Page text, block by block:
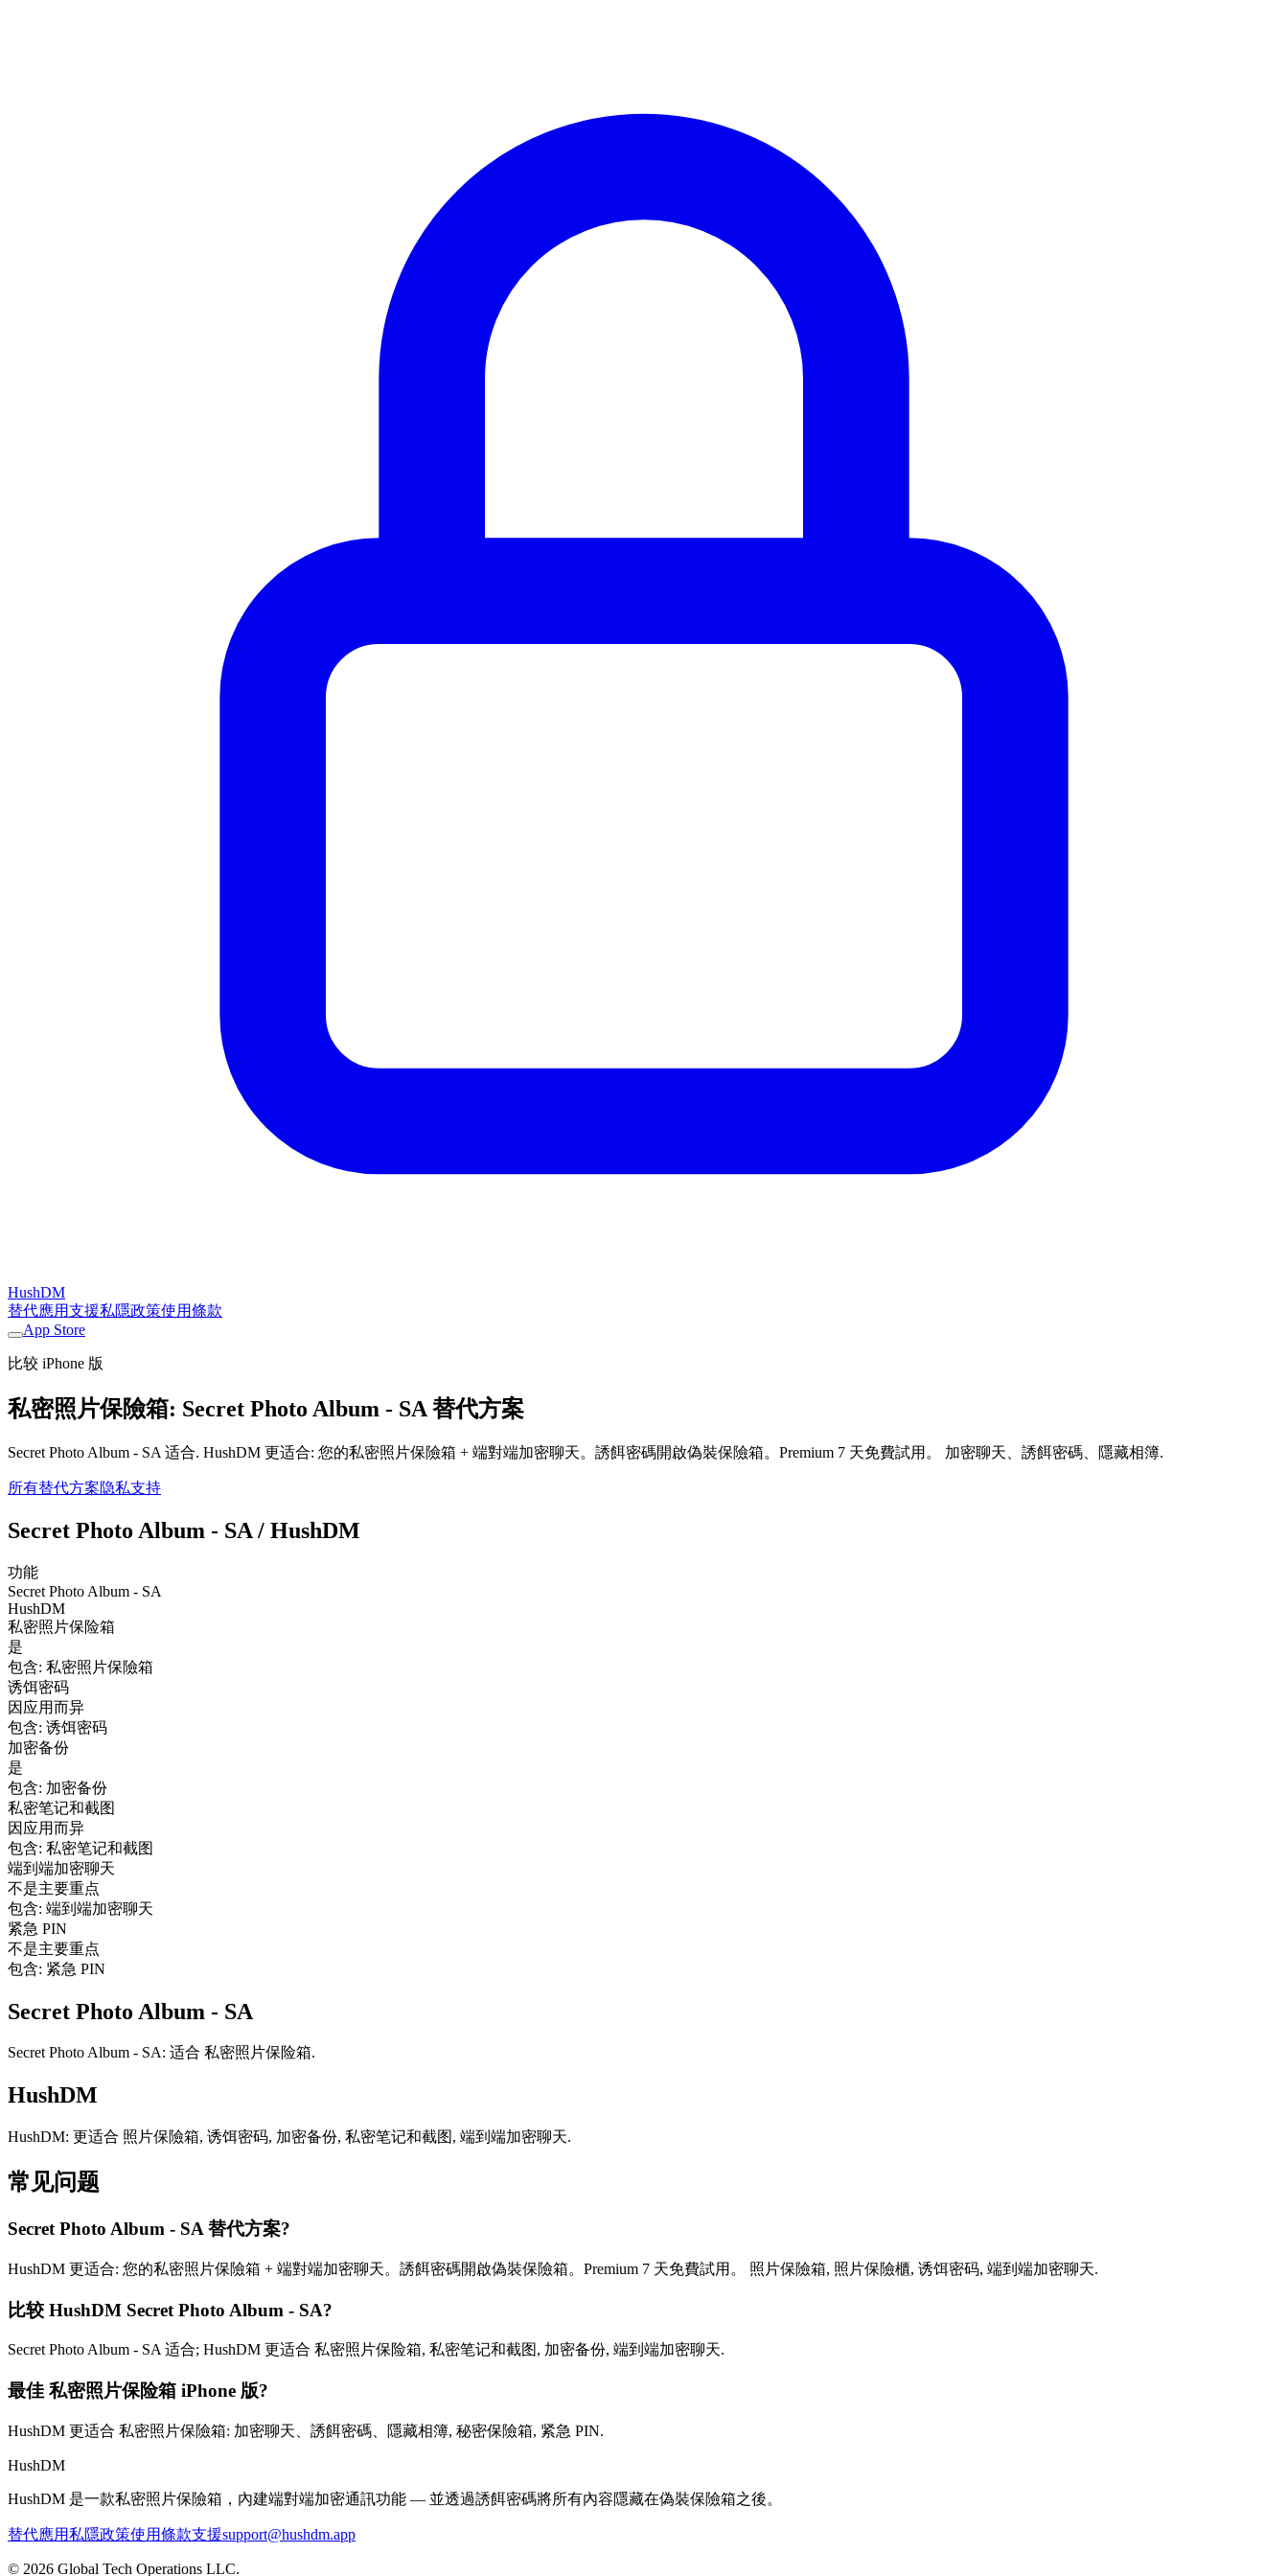
HushDM
替代應用支援私隱政策使用條款
App Store
比较 iPhone 版
私密照片保險箱: Secret Photo Album - SA 替代方案
Secret Photo Album - SA 适合. HushDM 更适合: 您的私密照片保險箱 + 端對端加密聊天。誘餌密碼開啟偽裝保險箱。Premium 7 天免費試用。 加密聊天、誘餌密碼、隱藏相簿.
所有替代方案隐私支持
Secret Photo Album - SA / HushDM
功能
Secret Photo Album - SA
HushDM
私密照片保险箱
是
包含: 私密照片保險箱
诱饵密码
因应用而异
包含: 诱饵密码
加密备份
是
包含: 加密备份
私密笔记和截图
因应用而异
包含: 私密笔记和截图
端到端加密聊天
不是主要重点
包含: 端到端加密聊天
紧急 PIN
不是主要重点
包含: 紧急 PIN
Secret Photo Album - SA
Secret Photo Album - SA: 适合 私密照片保险箱.
HushDM
HushDM: 更适合 照片保險箱, 诱饵密码, 加密备份, 私密笔记和截图, 端到端加密聊天.
常见问题
Secret Photo Album - SA 替代方案?
HushDM 更适合: 您的私密照片保險箱 + 端對端加密聊天。誘餌密碼開啟偽裝保險箱。Premium 7 天免費試用。 照片保險箱, 照片保險櫃, 诱饵密码, 端到端加密聊天.
比较 HushDM Secret Photo Album - SA?
Secret Photo Album - SA 适合; HushDM 更适合 私密照片保险箱, 私密笔记和截图, 加密备份, 端到端加密聊天.
最佳 私密照片保险箱 iPhone 版?
HushDM 更适合 私密照片保險箱: 加密聊天、誘餌密碼、隱藏相簿, 秘密保險箱, 紧急 PIN.
HushDM
HushDM 是一款私密照片保險箱，內建端對端加密通訊功能 — 並透過誘餌密碼將所有內容隱藏在偽裝保險箱之後。
替代應用私隱政策使用條款支援support@hushdm.app
© 2026 Global Tech Operations LLC.